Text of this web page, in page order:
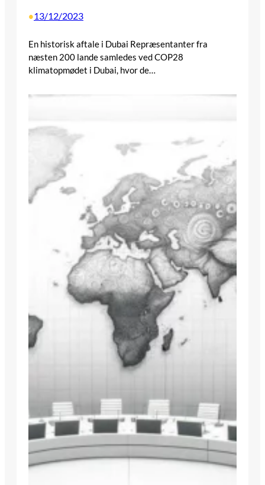
•13/12/2023
En historisk aftale i Dubai Repræsentanter fra
næsten 200 lande samledes ved COP28
klimatopmødet i Dubai, hvor de…